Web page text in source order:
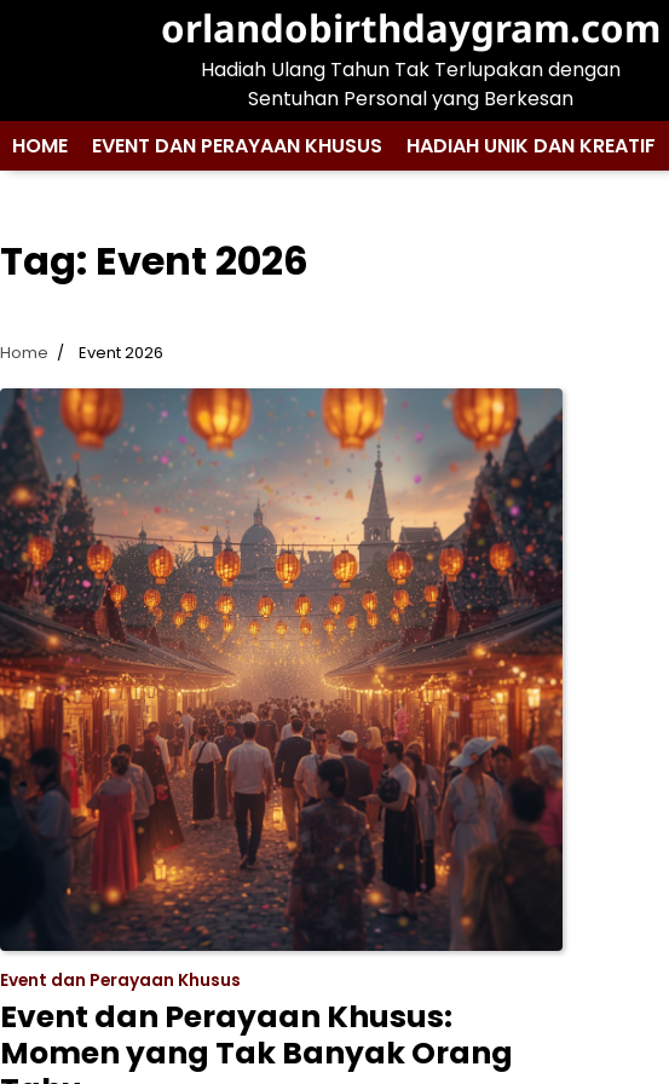
orlandobirthdaygram.com
Hadiah Ulang Tahun Tak Terlupakan dengan
Sentuhan Personal yang Berkesan
HOME EVENT DAN PERAYAAN KHUSUS HADIAH UNIK DAN KREATIF
Tag: Event 2026
Home Event 2026
Event dan Perayaan Khusus
Event dan Perayaan Khusus:
Momen yang Tak Banyak Orang